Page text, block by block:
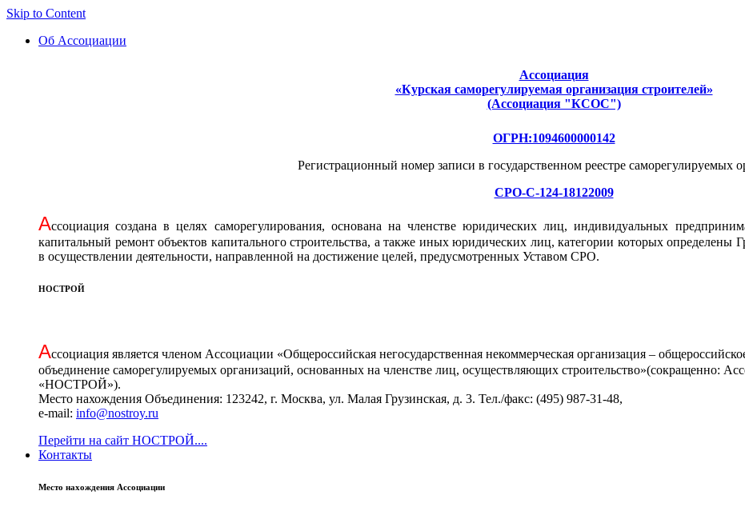
Skip to Content
Об Ассоциации
Ассоциация
«Курская саморегулируемая организация строителей»
(Ассоциация "КСОС")
ОГРН:1094600000142
Регистрационный номер записи в государственном реестре саморегулируемых
СРО-С-124-18122009
Ассоциация cоздана в целях саморегулирования, основана на членстве юридических лиц, индивидуальных
капитальный ремонт объектов капитального строительства, а также иных юридических лиц, категории которых определены
в осуществлении деятельности, направленной на достижение целей, предусмотренных Уставом СРО.
НОСТРОЙ
Ассоциация является членом Ассоциации «Общероссийская негосударственная некоммерческая организация –
объединение саморегулируемых организаций, основанных на членстве лиц, осуществляющих строительство»(сокращенно:
«НОСТРОЙ»).
Место нахождения Объединения: 123242, г. Москва, ул. Малая Грузинская, д. 3. Тел./факс: (495) 987-31-48,
e-mail: info@nostroy.ru
Перейти на сайт НОСТРОЙ....
Контакты
Место нахождения Ассоциации